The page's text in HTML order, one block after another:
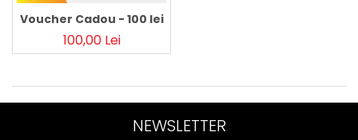
Voucher Cadou - 100 lei
100,00 Lei
NEWSLETTER